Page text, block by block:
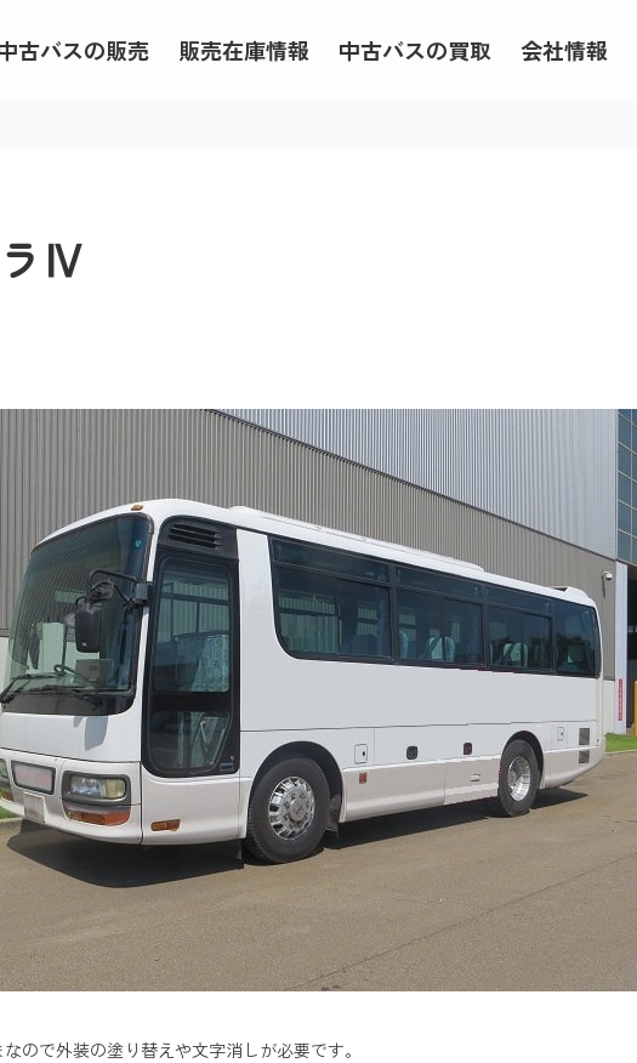
古バスの販売 販売在庫情報 中古バスの買取 会社情報
ラⅣ
ので外装の塗り替えや文字消しが必要です。